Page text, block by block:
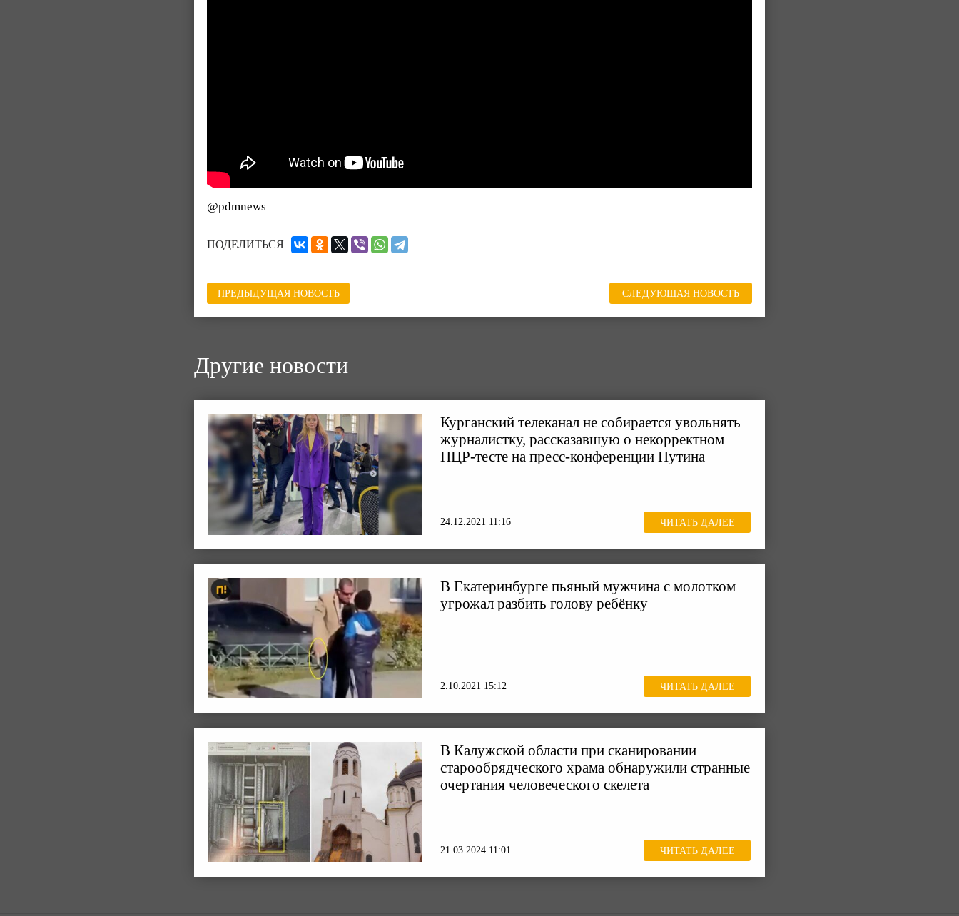
@pdmnews
ПОДЕЛИТЬСЯ
ПРЕДЫДУЩАЯ НОВОСТЬ СЛЕДУЮЩАЯ НОВОСТЬ
Другие новости
Курганский телеканал не собирается увольнять
журналистку, рассказавшую о некорректном
ПЦР-тесте на пресс-конференции Путина
24.12.2021 11:16 ЧИТАТЬ ДАЛЕЕ
В Екатеринбурге пьяный мужчина с молотком
угрожал разбить голову ребёнку
2.10.2021 15:12 ЧИТАТЬ ДАЛЕЕ
В Калужской области при сканировании
старообрядческого храма обнаружили странные
очертания человеческого скелета
21.03.2024 11:01 ЧИТАТЬ ДАЛЕЕ